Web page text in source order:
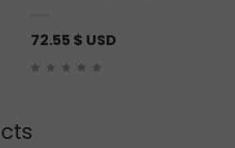
72.55 $ USD